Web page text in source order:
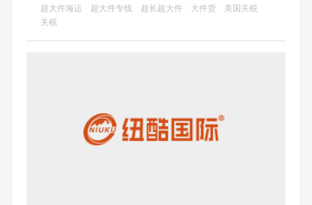
超大件海运
超大件专线 超长超大件 大件货
美国关税
关税